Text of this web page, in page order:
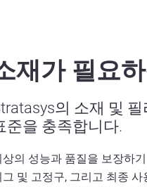
재가 필요
의 소재 및
준을 충족합니다.
상의 성능과 품질을 보장하
그 및 고정구, 그리고 최종